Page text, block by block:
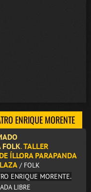
ENRIQUE MORENTE
FOLK.TALLER
ÍLLORA PARAPANDA
/ FOLK
ENRIQUE MORENTE.
LIBRE